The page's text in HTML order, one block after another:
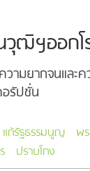
ฒิฯออก
ามยากจนและ
รัปชั่น
แก้รัฐธรรมนูญ พ
ปราบโกง